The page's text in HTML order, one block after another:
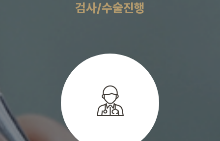
검사/수술진행